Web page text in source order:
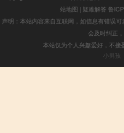
站地图 | 疑难解答 鲁
声明：本站内容来自互联网，如信息有错误
会及时纠正
本站仅为个人兴趣爱好，不接
小男孩